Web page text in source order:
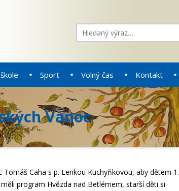
Sport Volný čas Kontakt
Vánoc
Caha s p. Lenkou Kuchyňkovou, aby dětem 1.
program Hvězda nad Betlémem, starší děti si